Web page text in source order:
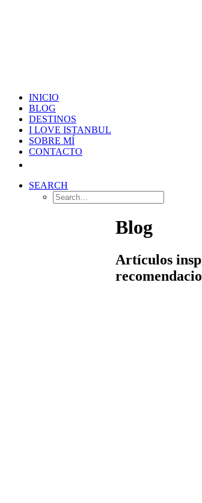
INICIO
BLOG
DESTINOS
I LOVE ISTANBUL
SOBRE MÍ
CONTACTO
SEARCH
Blog
Artículos